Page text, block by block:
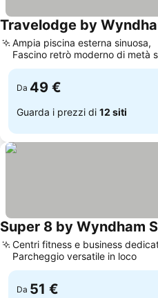
Travelodge by
Ampia piscina esterna sinuosa,
Fascino retrò moderno di metà
Da 49 €
Guarda i prezzi di 12 siti
Super 8 by Wyndham
Centri fitness e business
Parcheggio versatile in loco
Da 51 €